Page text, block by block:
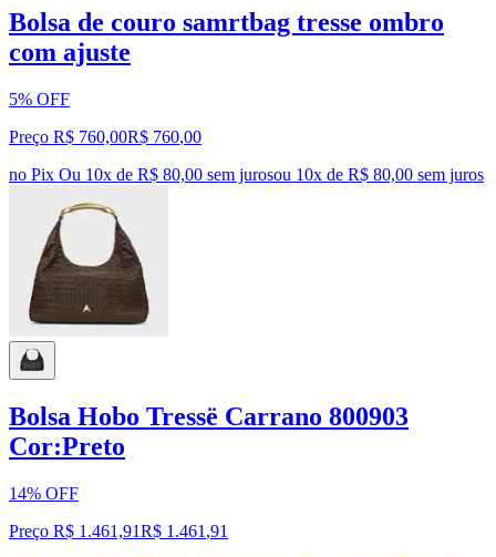
Bolsa de couro samrtbag tresse ombro
com ajuste
5% OFF
Preço R$ 760,00R$ 760,00
no Pix Ou 10x de R$ 80,00 sem jurosou 10x de R$ 80,00 sem juros
Bolsa Hobo Tressë Carrano 800903
Cor:Preto
14% OFF
Preço R$ 1.461,91R$ 1.461 ,91